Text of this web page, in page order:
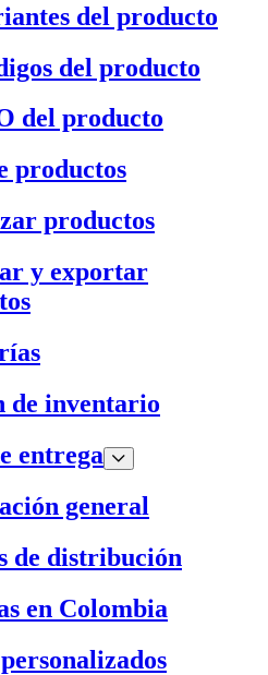
del producto
del producto
del producto
productos
productos
y exportar
de inventario
entrega
general
de distribución
en Colombia